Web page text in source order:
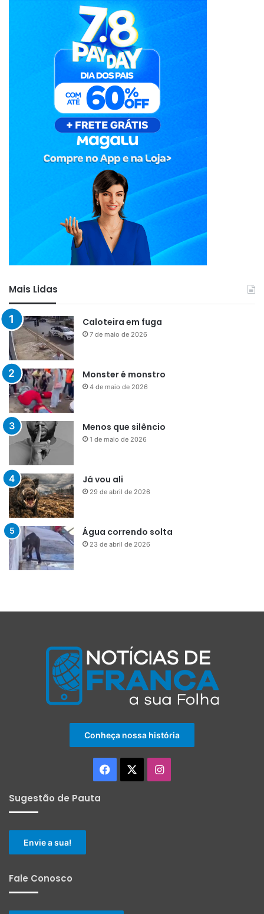
Mais Lidas
Caloteira em fuga
7 de maio de 2026
Monster é monstro
4 de maio de 2026
Menos que silêncio
1 de maio de 2026
Já vou ali
29 de abril de 2026
Água correndo solta
23 de abril de 2026
Conheça nossa história
Facebook Instagram
Sugestão de Pauta
Envie a sua!
Fale Conosco